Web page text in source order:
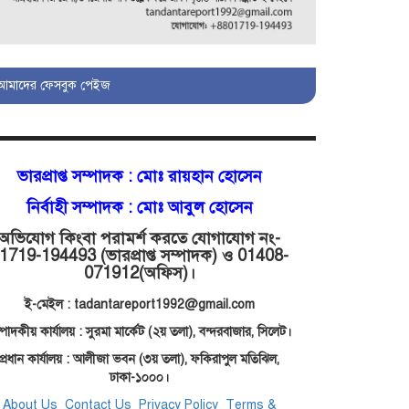
মোগলাবাজার থানা কার কবলে?
দয়াময়’র ঘুষের রাজত্ব!
যন্ত্র বিকলের বাহানা:
বেসরকারির শোষণে জিম্মি
ওসমানীর রোগীরা!
শাহপরানের পর
ফেসবুক পেইজ
ভারপ্রাপ্ত সম্পাদক : মোঃ রায়হান হোসেন
নির্বাহী সম্পাদক : মোঃ আবুল হোসেন
কিংবা পরামর্শ করতে যোগাযোগ নং-
194493 (ভারপ্রাপ্ত সম্পাদক) ও 01408-
071912(অফিস)।
ই-মেইল : tadantareport1992@gmail.com
কার্যালয় : সুরমা মার্কেট (২য় তলা),বন্দরবাজার, সিলেট।
প্রধান কার্যালয় : আলীজা ভবন (৩য় তলা), ফকিরাপুল মতিঝিল,
ঢাকা-১০০০।
About Us Contact Us Privacy Policy Terms &